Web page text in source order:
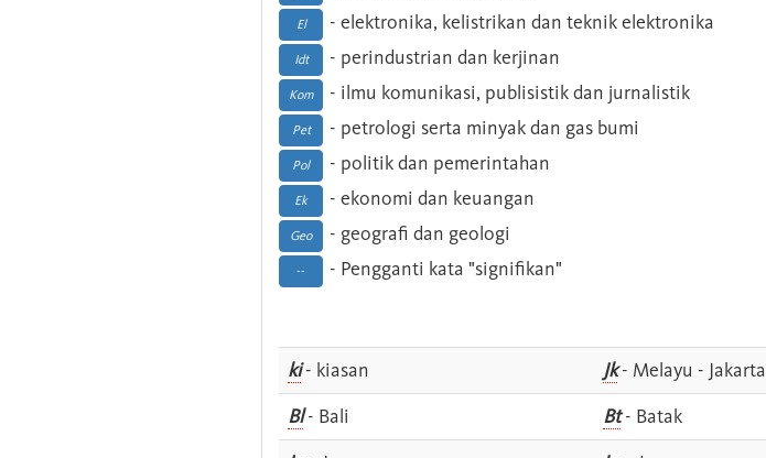
El - elektronika, kelistrikan dan teknik elektronika
Idt - perindustrian dan kerjinan
Kom - ilmu komunikasi, publisistik dan jurnalistik
Pet - petrologi serta minyak dan gas bumi
Pol - politik dan pemerintahan
Ek - ekonomi dan keuangan
Geo - geografi dan geologi
-- - Pengganti kata "signifikan"
ki- kiasan Jk- Melayu - Jakarta
Bl- Bali Bt- Batak